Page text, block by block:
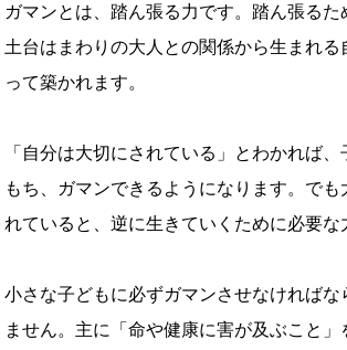
ガマンとは、踏ん張る力です。踏ん張る
土台はまわりの大人との関係から生まれ
って築かれます。
「自分は大切にされている」とわかれば
もち、ガマンできるようになります。で
れていると、逆に生きていくために必要な
小さな子どもに必ずガマンさせなければな
ません。主に「命や健康に害が及ぶこと